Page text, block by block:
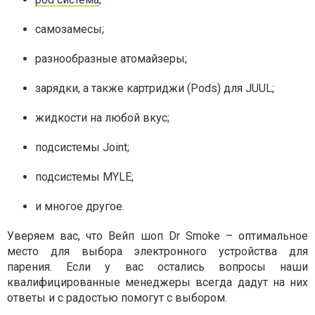
самозамесы;
разнообразные атомайзеры;
зарядки, а также картриджи (Pods) для JUUL;
жидкости на любой вкус;
подсистемы Joint;
подсистемы MYLE;
и многое другое.
Уверяем вас, что Вейп шоп Dr Smoke – оптимальное
место для выбора электронного устройства для
парения. Если у вас остались вопросы наши
квалифицированные менеджеры всегда дадут на них
ответы и с радостью помогут с выбором.